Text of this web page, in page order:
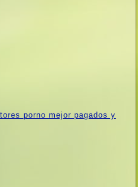
porno mejor pagados y